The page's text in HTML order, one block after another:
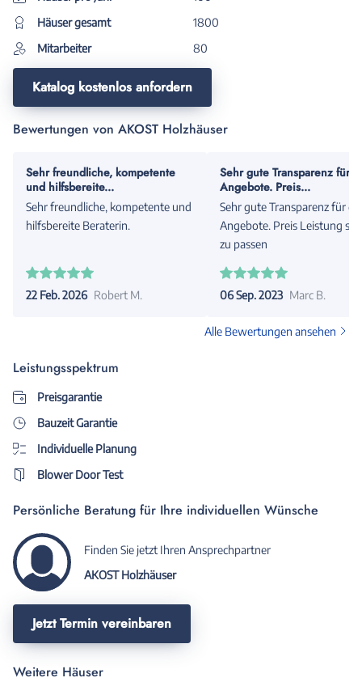
Häuser gesamt
1800
Mitarbeiter
80
Katalog kostenlos anfordern
Bewertungen von AKOST Holzhäuser
Sehr freundliche, kompetente
und hilfsbereite...
Sehr freundliche, kompetente und
hilfsbereite Beraterin.
22 Feb. 2026 Robert M.
Sehr gute Transparenz für
Angebote. Preis...
Sehr gute Transparenz für die
Angebote. Preis Leistung
zu passen
06 Sep. 2023 Marc B.
Alle Bewertungen ansehen
Leistungsspektrum
Preisgarantie
Bauzeit Garantie
Individuelle Planung
Blower Door Test
Persönliche Beratung für Ihre individuellen Wünsche
Finden Sie jetzt Ihren Ansprechpartner
AKOST Holzhäuser
Jetzt Termin vereinbaren
Weitere Häuser